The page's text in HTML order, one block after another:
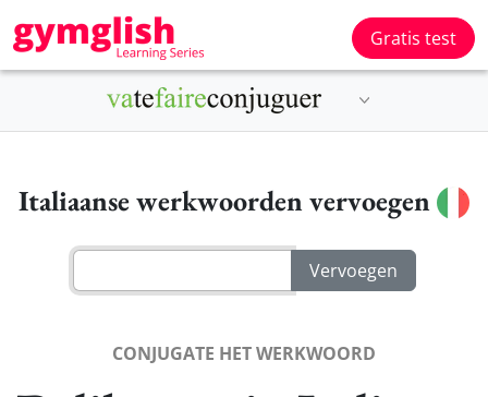
Gratis test
Italiaanse werkwoorden vervoegen
CONJUGATE HET WERKWOORD